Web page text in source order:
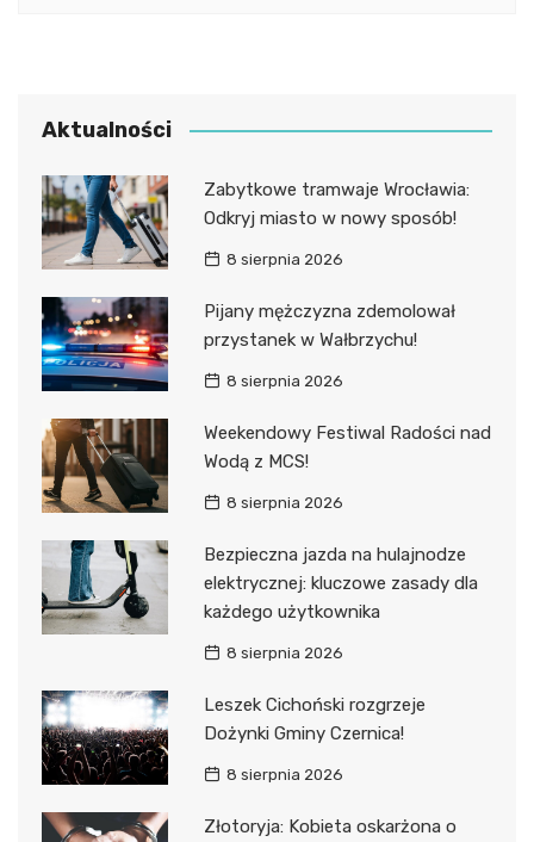
Aktualności
Zabytkowe tramwaje Wrocławia:
Odkryj miasto w nowy sposób!
8 sierpnia 2026
Pijany mężczyzna zdemolował
przystanek w Wałbrzychu!
8 sierpnia 2026
Weekendowy Festiwal Radości nad
Wodą z MCS!
8 sierpnia 2026
Bezpieczna jazda na hulajnodze
elektrycznej: kluczowe zasady dla
każdego użytkownika
8 sierpnia 2026
Leszek Cichoński rozgrzeje
Dożynki Gminy Czernica!
8 sierpnia 2026
Złotoryja: Kobieta oskarżona o